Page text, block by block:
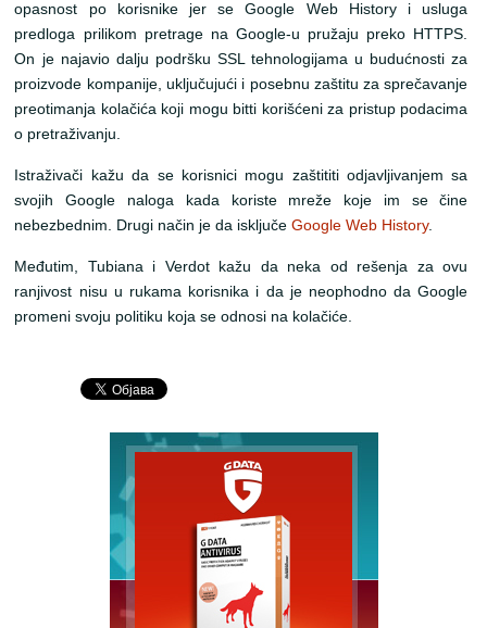
opasnost po korisnike jer se Google Web History i usluga
predloga prilikom pretrage na Google-u pružaju preko HTTPS.
On je najavio dalju podršku SSL tehnologijama u budućnosti za
proizvode kompanije, uključujući i posebnu zaštitu za sprečavanje
preotimanja kolačića koji mogu bitti korišćeni za pristup podacima
o pretraživanju.
Istraživači kažu da se korisnici mogu zaštititi odjavljivanjem sa
svojih Google naloga kada koriste mreže koje im se čine
nebezbednim. Drugi način je da isključeGoogle Web History.
Međutim, Tubiana i Verdot kažu da neka od rešenja za ovu
ranjivost nisu u rukama korisnika i da je neophodno da Google
promeni svoju politiku koja se odnosi na kolačiće.